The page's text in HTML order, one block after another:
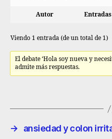
Autor Entradas
Viendo 1 entrada (de un total de 1)
El debate ‘Hola soy nueva y
admite más respuestas.
→ ansiedad y colon